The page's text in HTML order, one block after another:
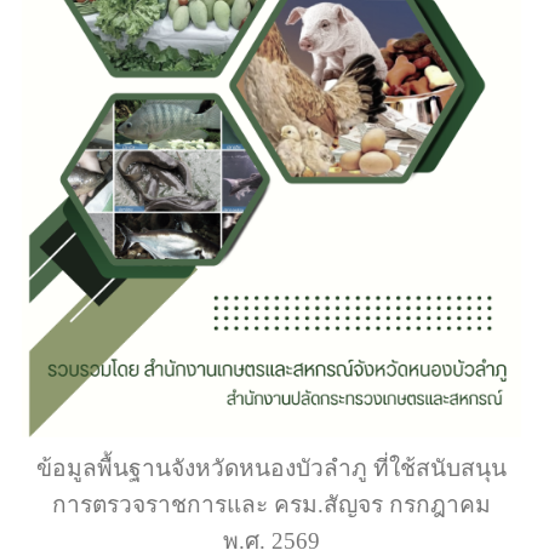
ข้อมูลพื้นฐานจังหวัดหนองบัวลำภู ที่ใช้สนับสนุน
การตรวจราชการและ ครม.สัญจร กรกฎาคม
พ.ศ. 2569